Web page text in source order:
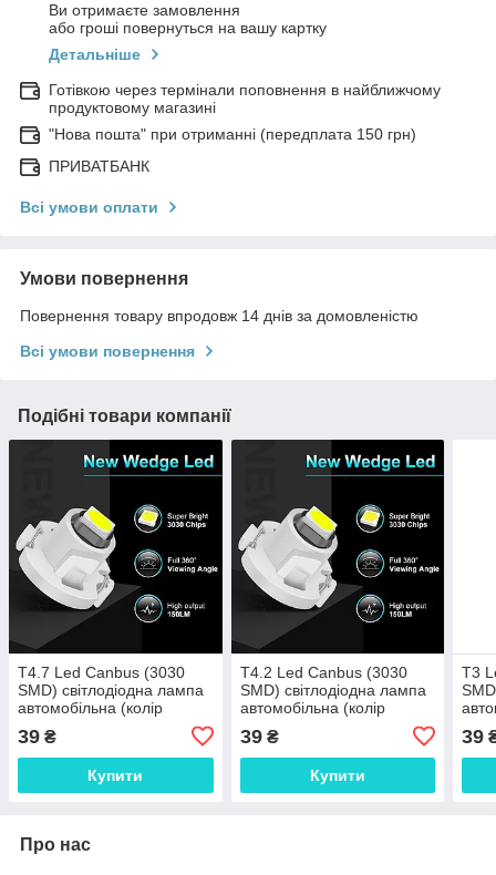
Ви отримаєте замовлення
або гроші повернуться на вашу картку
Детальніше
Готівкою через термінали поповнення в найближчому
продуктовому магазині
"Нова пошта" при отриманні (передплата 150 грн)
ПРИВАТБАНК
Всі умови оплати
Умови повернення
Повернення товару впродовж 14 днів за домовленістю
Всі умови повернення
Подібні товари компанії
T4.7 Led Canbus (3030
SMD) світлодіодна лампа
автомобільна (колір
БІЛИЙ) світлодіод панель
приладів підсвічування (1
шт)
39 ₴
Купити
T4.2 Led Canbus (3030
SMD) світлодіодна лампа
автомобільна (колір
БІЛИЙ) світлодіод панель
приладів підсвічування (1
шт)
39₴
Купити
T3
39
Про нас